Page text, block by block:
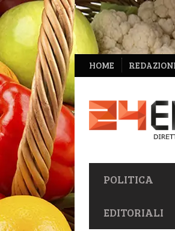
SECONDARIA
HOME
PRIMARIA
POLITICA
EDITORIALI